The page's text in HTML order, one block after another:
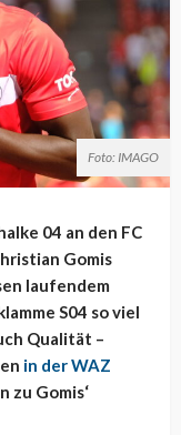
Foto: IMAGO
04 an den FC
Gomis
laufendem
S04 so viel
Qualität –
in der WAZ
zu Gomis‘